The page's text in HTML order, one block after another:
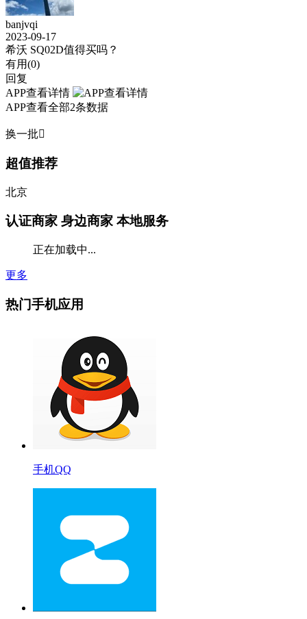
banjvqi
2023-09-17
希沃 SQ02D值得买吗？
有用(0)
回复
APP查看详情
APP查看全部2条数据
换一批
超值推荐
北京
认证商家 身边商家 本地服务
正在加载中...
更多
热门手机应用
手机QQ